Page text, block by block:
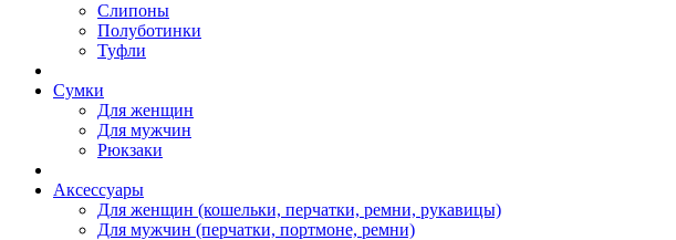
Слипоны
Полуботинки
Туфли
Сумки
Для женщин
Для мужчин
Рюкзаки
Аксессуары
Для женщин (кошельки, перчатки, ремни, рукавицы)
Для мужчин (перчатки, портмоне, ремни)